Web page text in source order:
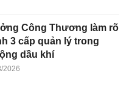
Công Thương làm rõ
3 cấp quản lý trong
dầu khí
2026